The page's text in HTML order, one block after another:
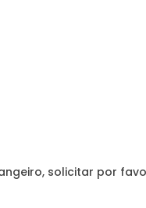
solicitar por